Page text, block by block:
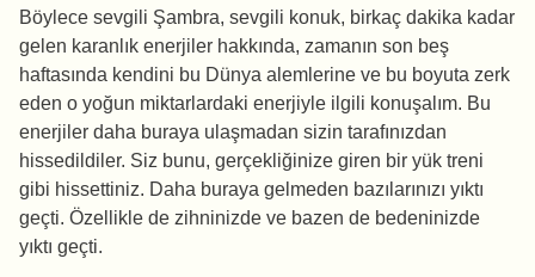
Böylece sevgili Şambra, sevgili konuk, birkaç dakika kadar
gelen karanlık enerjiler hakkında, zamanın son beş
haftasında kendini bu Dünya alemlerine ve bu boyuta zerk
eden o yoğun miktarlardaki enerjiyle ilgili konuşalım. Bu
enerjiler daha buraya ulaşmadan sizin tarafınızdan
hissedildiler. Siz bunu, gerçekliğinize giren bir yük treni
gibi hissettiniz. Daha buraya gelmeden bazılarınızı yıktı
geçti. Özellikle de zihninizde ve bazen de bedeninizde
yıktı geçti.